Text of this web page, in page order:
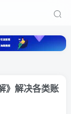
》解决各类账